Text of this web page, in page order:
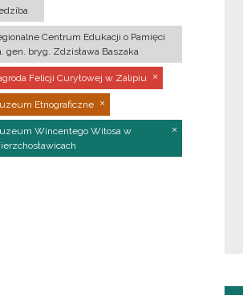
Centrum Edukacji o Pamięci
gen. bryg. Zdzisława Baszaka
Felicji Curyłowej w Zalipiu
Etnograficzne
Wincentego Witosa w